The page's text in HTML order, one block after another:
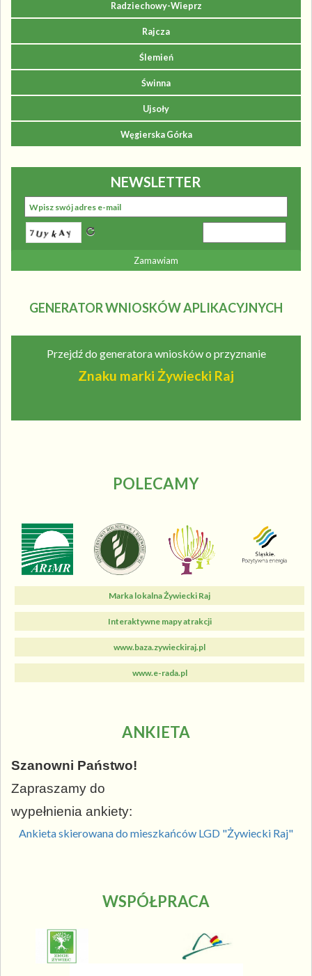
Radziechowy-Wieprz
Rajcza
Ślemień
Świnna
Ujsoły
Węgierska Górka
NEWSLETTER
GENERATOR WNIOSKÓW APLIKACYJNYCH
Przejdź do generatora wniosków o przyznanie
Znaku marki Żywiecki Raj
POLECAMY
Marka lokalna Żywiecki Raj
Interaktywne mapy atrakcji
www.baza.zywieckiraj.pl
www.e-rada.pl
ANKIETA
Szanowni Państwo!
Zapraszamy do
wypełnienia ankiety:
Ankieta skierowana do mieszkańców LGD "Żywiecki Raj"
WSPÓŁPRACA